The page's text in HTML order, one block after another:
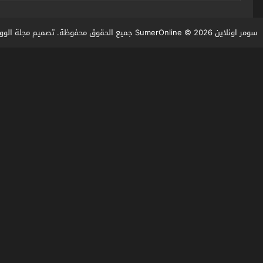
سومر اونلاين SumerOnline© 2026 جميع الحقوق محفوظة. تصميم مجلة